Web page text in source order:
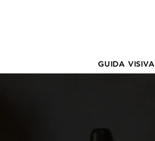
GUIDA VISIVA